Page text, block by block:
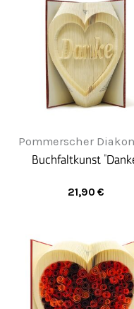
Pommerscher
Buchfaltkunst
21,90 €